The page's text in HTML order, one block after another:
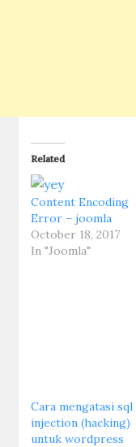
Related
Content Encoding
Error – joomla
October 18, 2017
In "Joomla"
Cara mengatasi sql
injection (hacking)
untuk wordpress